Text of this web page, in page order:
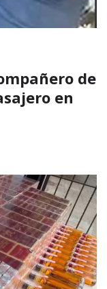
de
en